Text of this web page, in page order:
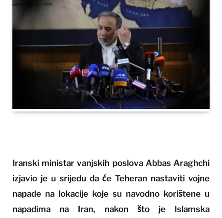
Iranski ministar vanjskih poslova Abbas Araghchi
izjavio je u srijedu da će Teheran nastaviti vojne
napade na lokacije koje su navodno korištene u
napadima na Iran, nakon što je Islamska